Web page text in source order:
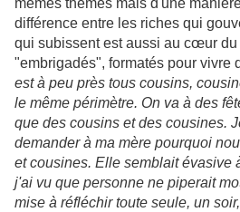
mêmes thèmes mais d'une
différence entre les riches qui
qui subissent est aussi au cœur du
"embrigadés", formatés pour vivre
est à peu près tous cousins,
le même périmètre. On va à des
que des cousins et des cousines.
demander à ma mère pourquoi
et cousines. Elle semblait évasive
j'ai vu que personne ne piperait
mise à réfléchir toute seule, un